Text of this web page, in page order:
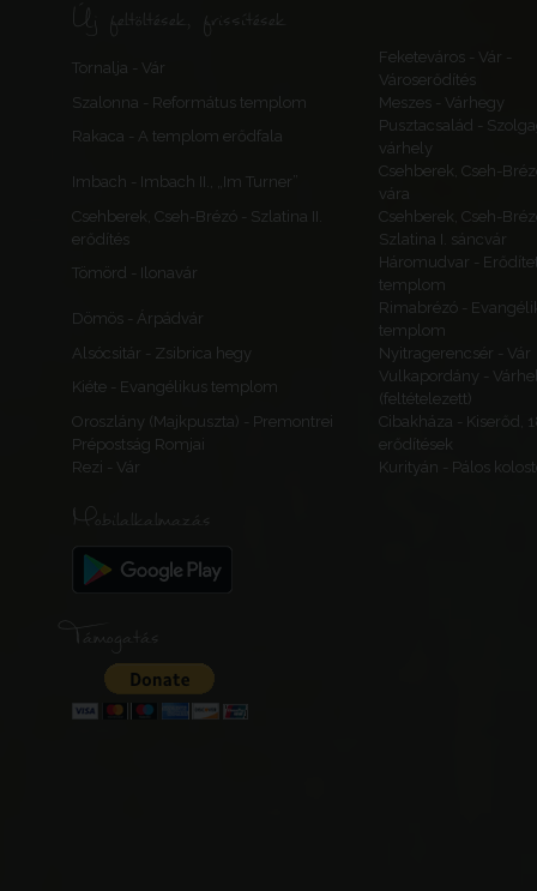
Új feltöltések, frissítések
Tornalja - Vár
Feketeváros - Vár -
Városerődítés
Szalonna - Református templom
Meszes - Várhegy
Rakaca - A templom erődfala
Pusztacsalád -
várhely
Imbach - Imbach II., „Im Turner”
Csehberek, Cseh-
vára
Csehberek, Cseh-Brézó - Szlatina II.
erődítés
Csehberek, Cseh-
Szlatina I. sáncvár
Tömörd - Ilonavár
Háromudvar -
templom
Dömös - Árpádvár
Rimabrézó -
templom
Alsócsitár - Zsibrica hegy
Nyitragerencsér - Vár
Kiéte - Evangélikus templom
Vulkapordány -
(feltételezett)
Oroszlány (Majkpuszta) - Premontrei
Prépostság Romjai
Cibakháza - Kiserőd,
erődítések
Rezi - Vár
Kurityán - Pálos
Mobilalkalmazás
Támogatás